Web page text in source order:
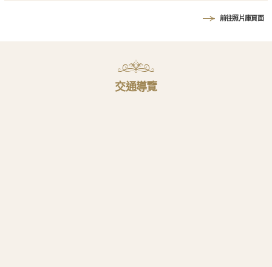
前往照片庫頁面
交通導覽